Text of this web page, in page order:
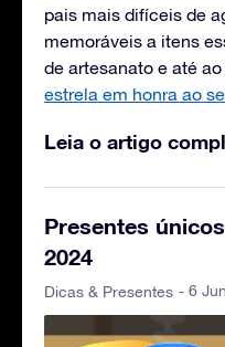
pais mais difíceis de
memoráveis a itens
de artesanato e até
estrela em honra ao
Leia o artigo
Presentes
2024
Dicas & Presentes - 6